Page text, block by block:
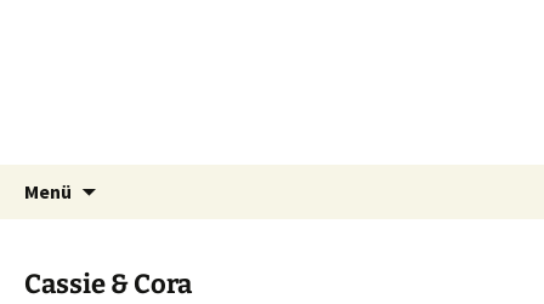
Tier Natur und Artenschutz
Siebengebirge e.V.
Tierschutzverein seit 1985 im Siebengebirge –
Orscheider Tierschutzhof
Menü
Cassie & Cora